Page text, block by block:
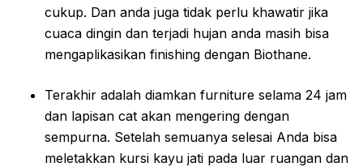
cukup. Dan anda juga tidak perlu khawatir jika
cuaca dingin dan terjadi hujan anda masih bisa
mengaplikasikan finishing dengan Biothane.
Terakhir adalah diamkan furniture selama 24 jam
dan lapisan cat akan mengering dengan
sempurna. Setelah semuanya selesai Anda bisa
meletakkan kursi kayu jati pada luar ruangan dan